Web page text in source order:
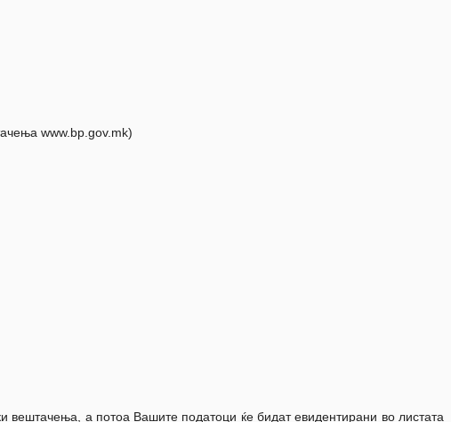
www.bp.gov.mk)
вештачења, а потоа Вашите податоци ќе бидат евидентирани во листата